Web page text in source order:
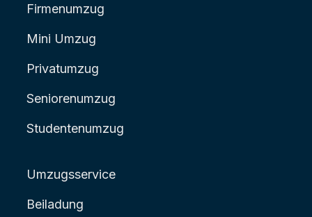
Firmenumzug
Mini Umzug
Privatumzug
Seniorenumzug
Studentenumzug
Umzugsservice
Beiladung